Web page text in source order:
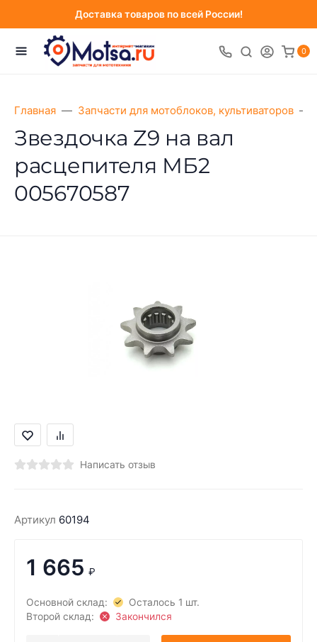
Доставка товаров по всей России!
0
Главная Запчасти для мотоблоков, культиваторов
Звездочка Z9 на вал
расцепителя МБ2
005670587
Написать отзыв
Артикул 60194
1 665 ₽
Основной склад:
Осталось 1 шт.
Второй склад:
Закончился